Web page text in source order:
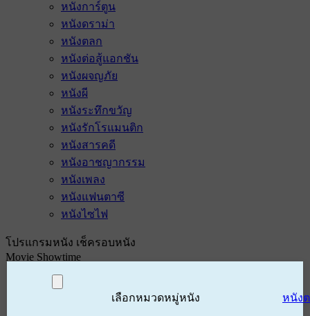
หนังการ์ตูน
หนังดราม่า
หนังตลก
หนังต่อสู้แอกชัน
หนังผจญภัย
หนังผี
หนังระทึกขวัญ
หนังรักโรแมนติก
หนังสารคดี
หนังอาชญากรรม
หนังเพลง
หนังแฟนตาซี
หนังไซไฟ
โปรแกรมหนัง เช็ครอบหนัง
Movie Showtime
เลือกหมวดหมู่หนัง หนัง